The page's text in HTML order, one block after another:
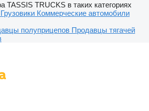
TASSIS TRUCKS в таких категориях
Грузовики Коммерческие автомобили
полуприцепов Продавцы тягачей